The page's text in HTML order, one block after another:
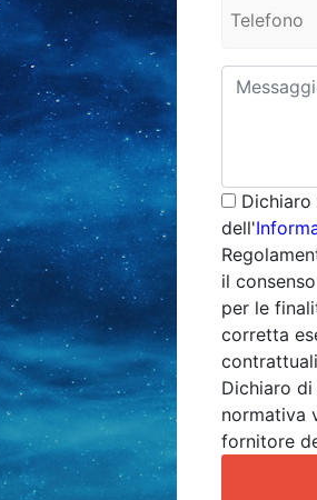
dell'
il
per le
corretta
Dichiaro
normativa
fornitore